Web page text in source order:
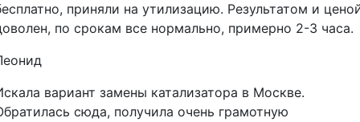
приняли на утилизацию. Результатом и
по срокам все нормально, примерно 2-3 часа.
вариант замены катализатора в Москве.
сюда, получила очень грамотную